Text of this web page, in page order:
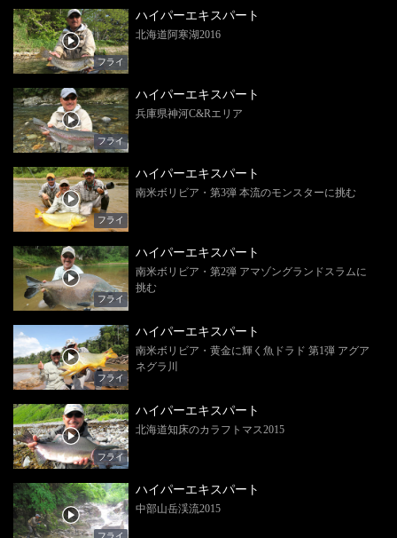
フライ
ハイパーエキスパート
北海道阿寒湖2016
フライ
ハイパーエキスパート
兵庫県神河C&Rエリア
フライ
ハイパーエキスパート
南米ボリビア・第3弾 本流のモンスターに挑む
フライ
ハイパーエキスパート
南米ボリビア・第2弾 アマゾングランドスラムに
挑む
フライ
ハイパーエキスパート
南米ボリビア・黄金に輝く魚ドラド 第1弾 アグア
ネグラ川
フライ
ハイパーエキスパート
北海道知床のカラフトマス2015
フライ
ハイパーエキスパート
中部山岳渓流2015